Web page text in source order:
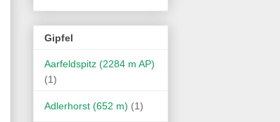
Gipfel
Aarfeldspitz (2284 m AP)
(1)
Adlerhorst (652 m) (1)